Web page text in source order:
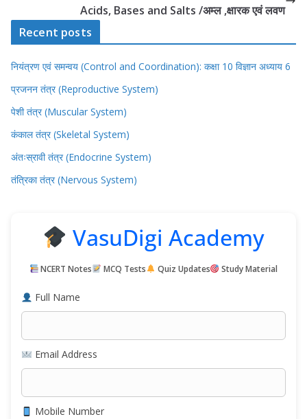
Acids, Bases and Salts /अम्ल ,क्षारक एवं लवण
Recent posts
नियंत्रण एवं समन्वय (Control and Coordination): कक्षा 10 विज्ञान अध्याय 6
प्रजनन तंत्र (Reproductive System)
पेशी तंत्र (Muscular System)
कंकाल तंत्र (Skeletal System)
अंतःस्रावी तंत्र (Endocrine System)
तंत्रिका तंत्र (Nervous System)
VasuDigi Academy
NCERT Notes MCQ Tests Quiz Updates Study Material
Full Name
Email Address
Mobile Number